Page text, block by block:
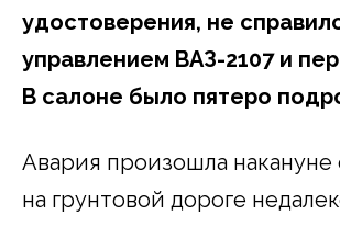
удостоверения, не
управлением ВАЗ-2107 и
В салоне было пятеро
Авария произошла накануне
на грунтовой дороге